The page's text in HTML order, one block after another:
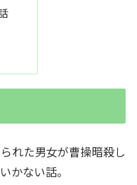
れた男女が曹操暗殺し
かない話。